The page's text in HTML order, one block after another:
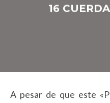
16
A pesar de que este